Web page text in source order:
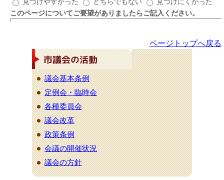
ページトップへ戻る
議会基本条例
定例会・臨時会
各種委員会
議会改革
政策条例
会議の開催状況
議会の方針